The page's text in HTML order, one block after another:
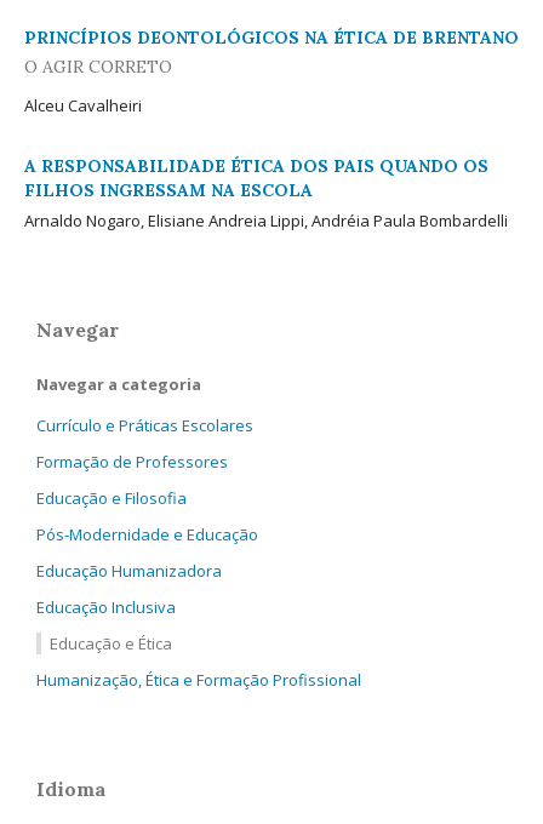
PRINCÍPIOS DEONTOLÓGICOS NA ÉTICA DE BRENTANO
O AGIR CORRETO
Alceu Cavalheiri
A RESPONSABILIDADE ÉTICA DOS PAIS QUANDO OS
FILHOS INGRESSAM NA ESCOLA
Arnaldo Nogaro, Elisiane Andreia Lippi, Andréia Paula Bombardelli
Navegar
Navegar a categoria
Currículo e Práticas Escolares
Formação de Professores
Educação e Filosofia
Pós-Modernidade e Educação
Educação Humanizadora
Educação Inclusiva
Educação e Ética
Humanização, Ética e Formação Profissional
Idioma